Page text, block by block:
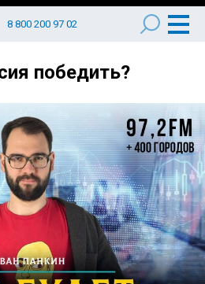
8 800 200 97 02
победить?